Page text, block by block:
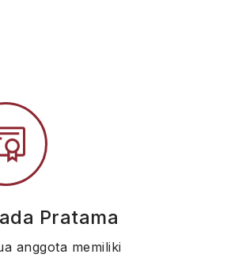
Pratama
anggota memiliki